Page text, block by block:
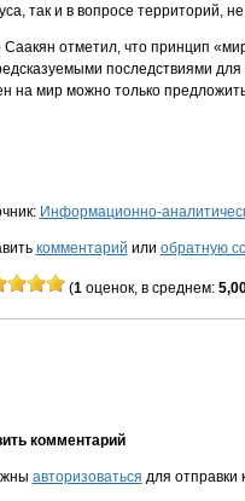
так и в вопросе территорий,
Саакян отметил, что принцип
последствиями
на мир можно только
Информационно-
комментарий или обратную
(1 оценок, в среднем:
комментарий
авторизоваться для отправки